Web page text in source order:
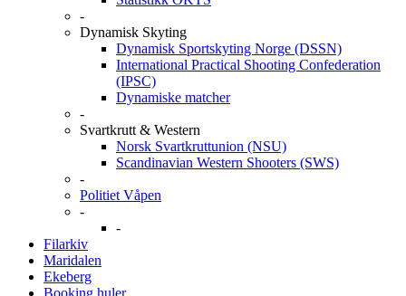
-
Dynamisk Skyting
Dynamisk Sportskyting Norge (DSSN)
International Practical Shooting Confederation
(IPSC)
Dynamiske matcher
-
Svartkrutt & Western
Norsk Svartkruttunion (NSU)
Scandinavian Western Shooters (SWS)
-
Politiet Våpen
-
-
Filarkiv
Maridalen
Ekeberg